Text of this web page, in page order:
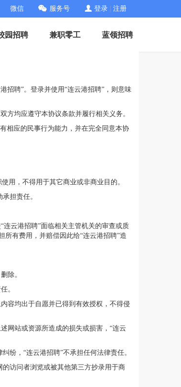
微信 服务号 登录 注册
园招聘 兼职零工 蓝领招聘
招聘”。登录并使用“连云港招聘”，则意味
方均应遵守本协议条款并履行相关义务。
相应的民事行为能力，并在完全同意本协
用，不得用于其它商业或非商业目的。
担责任。
连云港招聘”面临相关主管机关的审查或质
有费用，并赔偿因此给“连云港招聘”造
除。
。
容均出于自愿并已得到有效授权，不得侵
网站或资源所造成的损失或损害，“连云
纷，“连云港招聘”不承担任何法律责任。
访问者浏览或被其他第三方抄录用于商